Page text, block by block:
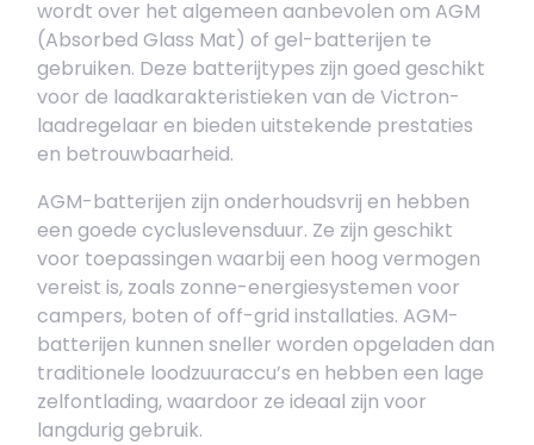
wordt over het algemeen aanbevolen om AGM
(Absorbed Glass Mat) of gel-batterijen te
gebruiken. Deze batterijtypes zijn goed geschikt
voor de laadkarakteristieken van de Victron-
laadregelaar en bieden uitstekende prestaties
en betrouwbaarheid.
AGM-batterijen zijn onderhoudsvrij en hebben
een goede cycluslevensduur. Ze zijn geschikt
voor toepassingen waarbij een hoog vermogen
vereist is, zoals zonne-energiesystemen voor
campers, boten of off-grid installaties. AGM-
batterijen kunnen sneller worden opgeladen dan
traditionele loodzuuraccu’s en hebben een lage
zelfontlading, waardoor ze ideaal zijn voor
langdurig gebruik.